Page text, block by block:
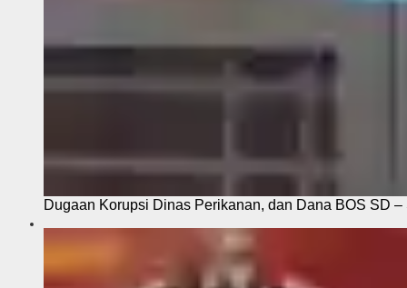
Dugaan Korupsi Dinas Perikanan, dan Dana BOS SD